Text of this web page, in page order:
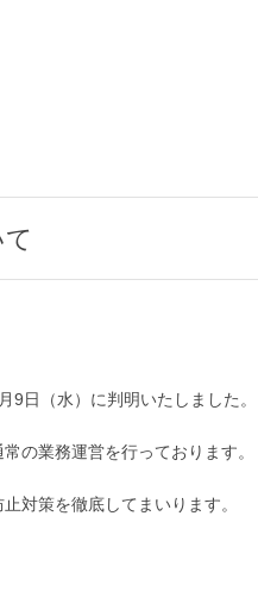
日（水）に判明いたしました。
の業務運営を行っております。
対策を徹底してまいります。